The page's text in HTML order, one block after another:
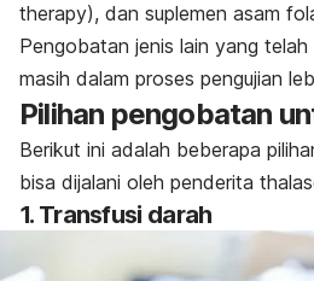
therapy), dan suplemen asam
Pengobatan jenis lain yang
masih dalam proses pengujian
Pilihan pengobatan
Berikut ini adalah beberapa
bisa dijalani oleh penderita
1. Transfusi darah